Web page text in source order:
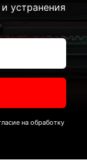
устранения
на обработку